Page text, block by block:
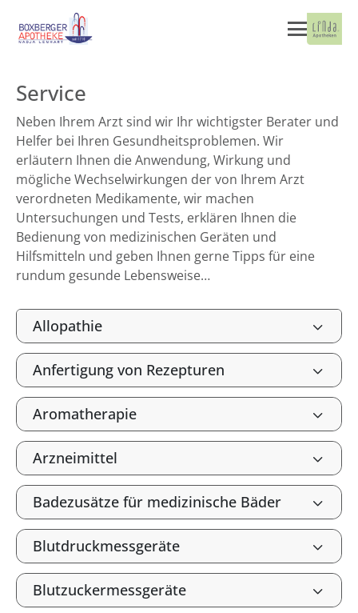
Service
Neben Ihrem Arzt sind wir Ihr wichtigster Berater und
Helfer bei Ihren Gesundheitsproblemen. Wir
erläutern Ihnen die Anwendung, Wirkung und
mögliche Wechselwirkungen der von Ihrem Arzt
verordneten Medikamente, wir machen
Untersuchungen und Tests, erklären Ihnen die
Bedienung von medizinischen Geräten und
Hilfsmitteln und geben Ihnen gerne Tipps für eine
rundum gesunde Lebensweise…
Allopathie
Anfertigung von Rezepturen
Aromatherapie
Arzneimittel
Badezusätze für medizinische Bäder
Blutdruckmessgeräte
Blutzuckermessgeräte